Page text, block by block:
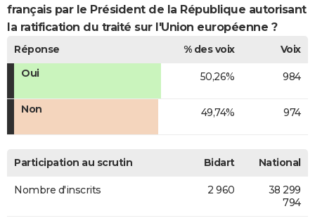
français par le Président de la République autorisant
la ratification du traité sur l'Union européenne ?
Réponse % des voix
Voix
Oui
50,26% 984
Non 49,74% 974
Participation au scrutin Bidart National
Nombre d'inscrits 2 960
38 299
794